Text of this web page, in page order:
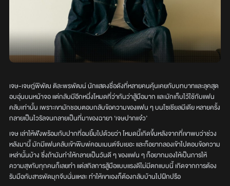
เจษ-เจษฎ์พิพัฒ ติละพรพัฒน์ นักแสดงชื่อดังที่หลายคนคุ้นเคยกับบทบาทและลุคสุด
อบอุ่นบนหน้าจอ แต่กลับมีอีกหนึ่งโหมดที่ว่ากันว่าสู้มือมาก และมักเก็บไว้ใช้กับแฟน
คลับเท่านั้น เพราะเขามักชอบตอบกลับข้อความของแฟน ๆ บนโซเชียลมีเดีย หลายครั้ง
กลายเป็นไวรัลจนกลายเป็นที่มาของฉายา ‘เจษปากแจ๋ว’
เจษ เล่าให้ฟังพร้อมกับปากที่อมยิ้มไปด้วยว่า โหมดนี้เกิดขึ้นหลังจากที่เขาพบว่าช่วง
หลังมานี้ มักมีแฟนคลับเข้าพิมพ์คอมเมนต์จีบเยอะ และก็อยากลองเข้าไปตอบข้อความ
เหล่านั้นบ้าง ซึ่งถ้ามันทำให้กลายเป็นวันดี ๆ ของแฟน ๆ ก็อยากมองให้เป็นการให้
ความสุขกับทุกคนก็เลยทำ แต่สกิลการสู้มือแบบแรงดีไม่มีตกแบบนี้ เกิดจากการต้อง
รับมือกับสารพัดมุกจีบนั่นแหละ ทำให้เขาเองก็ต้องกลับบ้านไปฝึกปรือ